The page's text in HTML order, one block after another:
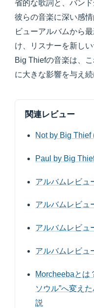
省的な歌詞と、バン
彼らの音楽に深い感
ビューアルバムから
け、リスナーを新し
Big Thiefの音楽は、
に大きな影響を与え続
関連レビュー
Not by Big Thief
Paul by Big
アルバムレビュ
アルバムレビュ
アルバムレビュ
アルバムレビュ
Morcheebaとは
ソウル”へ変え
説